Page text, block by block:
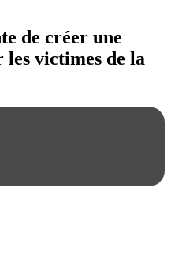
de créer une
les victimes de la